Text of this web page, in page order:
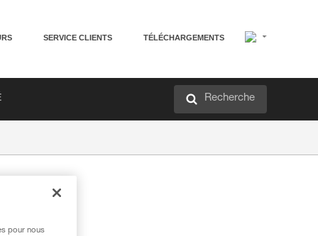
SERVICE CLIENTS TÉLÉCHARGEMENTS
Recherche
pour nous